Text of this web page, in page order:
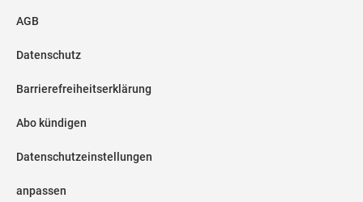
AGB
Datenschutz
Barrierefreiheitserklärung
Abo kündigen
Datenschutzeinstellungen
anpassen